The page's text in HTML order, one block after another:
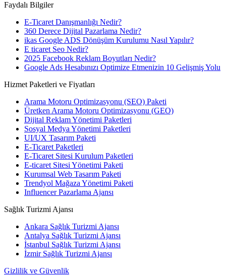
Faydalı Bilgiler
E-Ticaret Danışmanlığı Nedir?
360 Derece Dijital Pazarlama Nedir?
ikas Google ADS Dönüşüm Kurulumu Nasıl Yapılır?
E ticaret Seo Nedir?
2025 Facebook Reklam Boyutları Nedir?
Google Ads Hesabınızı Optimize Etmenizin 10 Gelişmiş Yolu
Hizmet Paketleri ve Fiyatları
Arama Motoru Optimizasyonu (SEO) Paketi
Üretken Arama Motoru Optimizasyonu (GEO)
Dijital Reklam Yönetimi Paketleri
Sosyal Medya Yönetimi Paketleri
UI/UX Tasarım Paketi
E-Ticaret Paketleri
E-Ticaret Sitesi Kurulum Paketleri
E-ticaret Sitesi Yönetimi Paketi
Kurumsal Web Tasarım Paketi
Trendyol Mağaza Yönetimi Paketi
Influencer Pazarlama Ajansı
Sağlık Turizmi Ajansı
Ankara Sağlık Turizmi Ajansı
Antalya Sağlık Turizmi Ajansı
İstanbul Sağlık Turizmi Ajansı
İzmir Sağlık Turizmi Ajansı
Gizlilik ve Güvenlik